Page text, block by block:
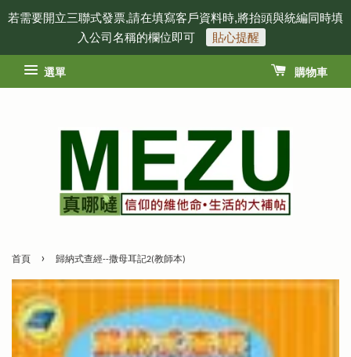
若需要開立三聯式發票,請在填寫客戶資料時,將抬頭與統編同時填
入公司名稱的欄位即可
貼心提醒
選單 購物車
首頁 › 歸納式查經--撒母耳記2(教師本)